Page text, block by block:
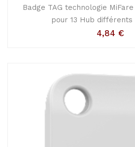
Badge TAG technologie
pour 13 Hub différents
4,84 €